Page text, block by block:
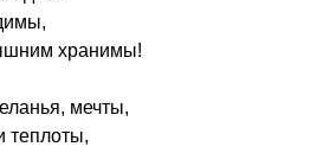
хранимы!
мечты,
теплоты,